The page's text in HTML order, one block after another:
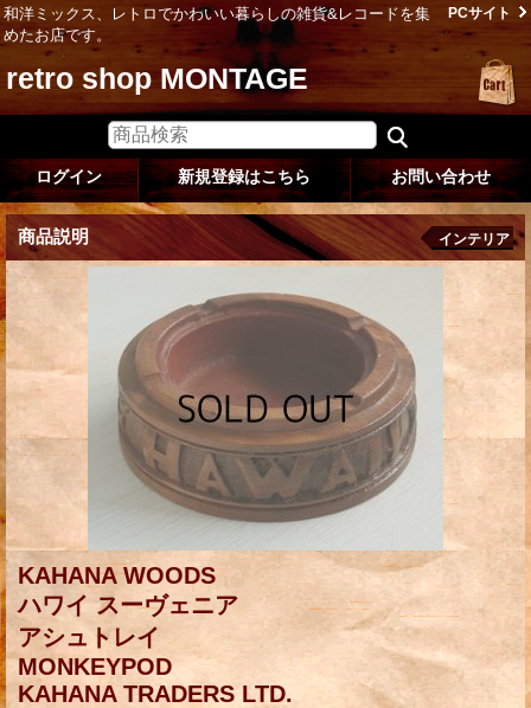
和洋ミックス、レトロでかわいい暮らしの雑貨&レコードを集
めたお店です。
PCサイト
retro shop MONTAGE
ログイン 新規登録はこちら お問い合わせ
商品説明 インテリア
KAHANA WOODS
ハワイ スーヴェニア
アシュトレイ
MONKEYPOD
KAHANA TRADERS LTD.